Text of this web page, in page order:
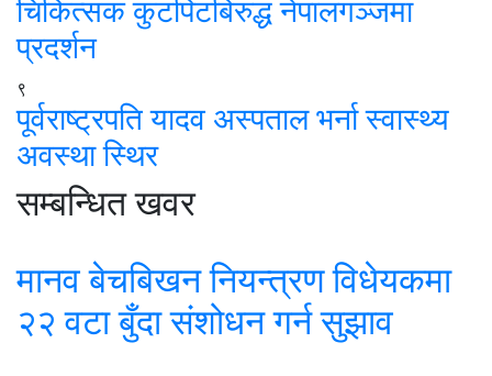
चिकित्सक कुटपिटबिरुद्ध नेपालगञ्जमा
प्रदर्शन
९
पूर्वराष्ट्रपति यादव अस्पताल भर्ना स्वास्थ्य
अवस्था स्थिर
सम्बन्धित खवर
मानव बेचबिखन नियन्त्रण विधेयकमा
२२ वटा बुँदा संशोधन गर्न सुझाव